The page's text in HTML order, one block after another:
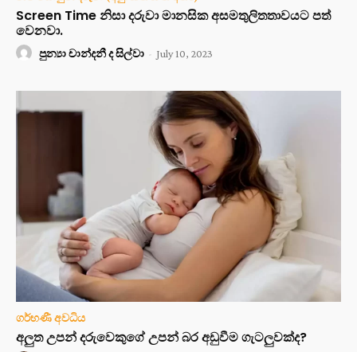
Screen Time නිසා දරුවා මානසික අසමතුලිතතාවයට පත්
වෙනවා.
පුන්‍යා චාන්දනී ද සිල්වා - July 10, 2023
ගර්භණී අවධිය
අලුත උපන් දරුවෙකුගේ උපන් බර අඩුවීම ගැටලුවක්ද?